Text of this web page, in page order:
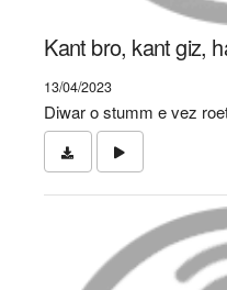
Kant bro, kant giz,
13/04/2023
Diwar o stumm e vez